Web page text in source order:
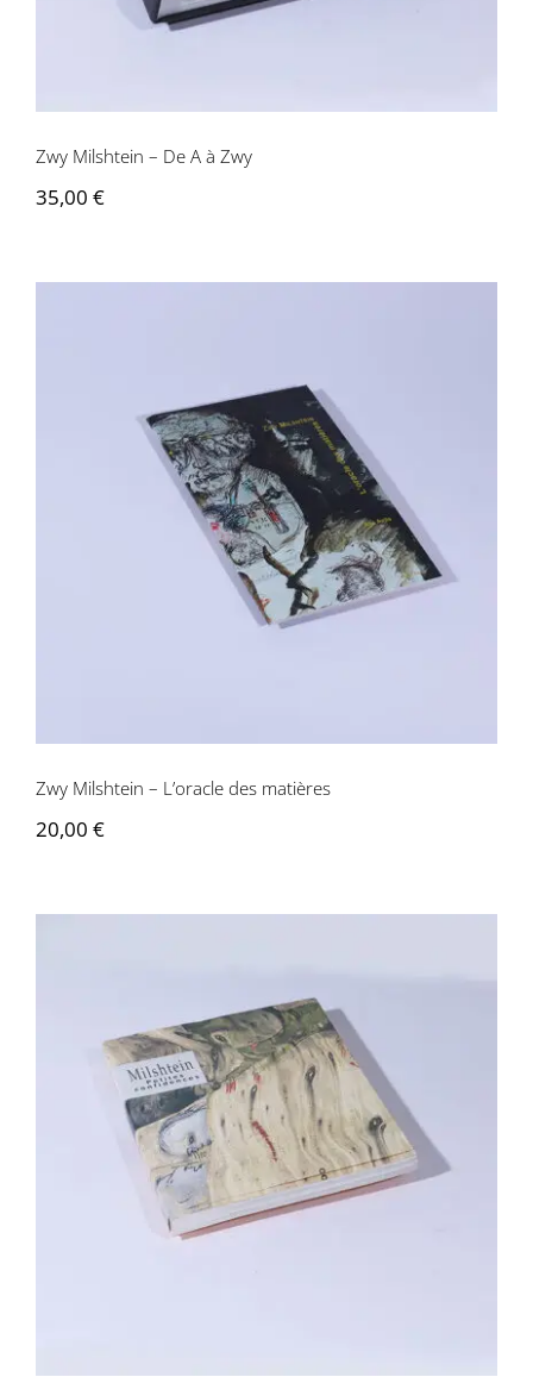
Zwy Milshtein – De A à Zwy
35,00 €
Zwy Milshtein – L’oracle des matières
Zwy Milshtein – L’oracle des matières
20,00 €
Zwy Milshtein – Petites confidences